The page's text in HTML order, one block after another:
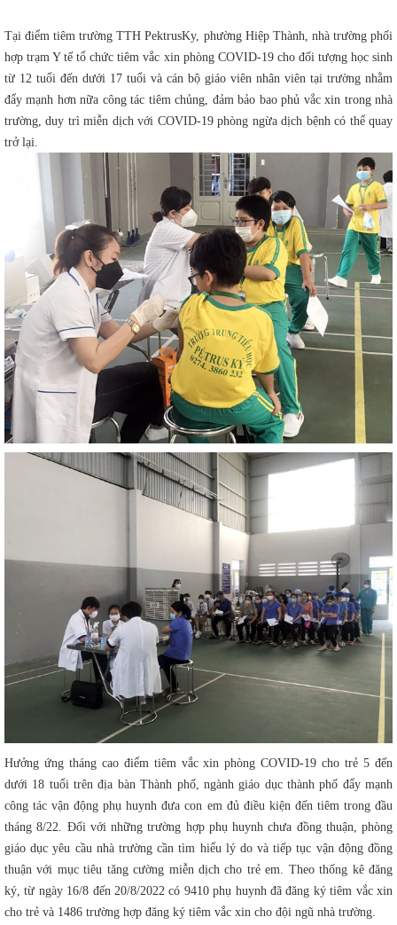
Tại điểm tiêm trường TTH PektrusKy, phường Hiệp Thành, nhà trường phối
hợp trạm Y tế tổ chức tiêm vắc xin phòng COVID-19 cho đối tượng học sinh
từ 12 tuổi đến dưới 17 tuổi và cán bộ giáo viên nhân viên tại trường nhằm
đẩy mạnh hơn nữa công tác tiêm chủng, đảm bảo bao phủ vắc xin trong nhà
trường, duy trì miễn dịch với COVID-19 phòng ngừa dịch bệnh có thể quay
trở lại.
Hưởng ứng tháng cao điểm tiêm vắc xin phòng COVID-19 cho trẻ 5 đến
dưới 18 tuổi trên địa bàn Thành phố, ngành giáo dục thành phố đẩy mạnh
công tác vận động phụ huynh đưa con em đủ điều kiện đến tiêm trong đầu
tháng 8/22. Đối với những trường hợp phụ huynh chưa đồng thuận, phòng
giáo dục yêu cầu nhà trường cần tìm hiểu lý do và tiếp tục vận động đồng
thuận với mục tiêu tăng cường miễn dịch cho trẻ em. Theo thống kê đăng
ký, từ ngày 16/8 đến 20/8/2022 có 9410 phụ huynh đã đăng ký tiêm vắc xin
cho trẻ và 1486 trường hợp đăng ký tiêm vắc xin cho đội ngũ nhà trường.